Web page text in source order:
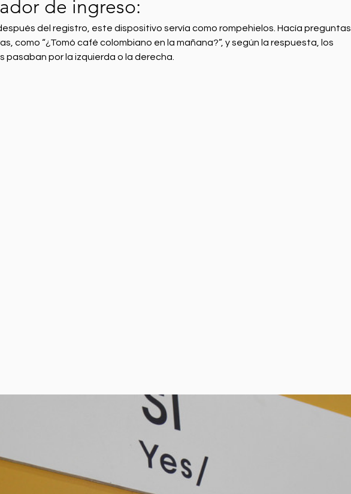
de ingreso:
del registro, este dispositivo servía como rompehielos. Hacía preguntas
como “¿Tomó café colombiano en la mañana?”, y según la respuesta, los
pasaban por la izquierda o la derecha.